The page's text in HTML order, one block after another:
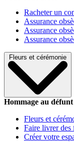
Racheter un
Assurance
Assurance
Assurance
Fleurs et cérémonie
Hommage au défunt
Fleurs et
Faire livrer des
Créer votre